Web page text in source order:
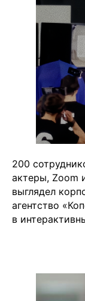
200
актеры, Zoom
выглядел
агентство
в
*Instagram💧 Meta
Platforms💧
Inc.
на территории
Политика
Реквизиты
*Instagram💧